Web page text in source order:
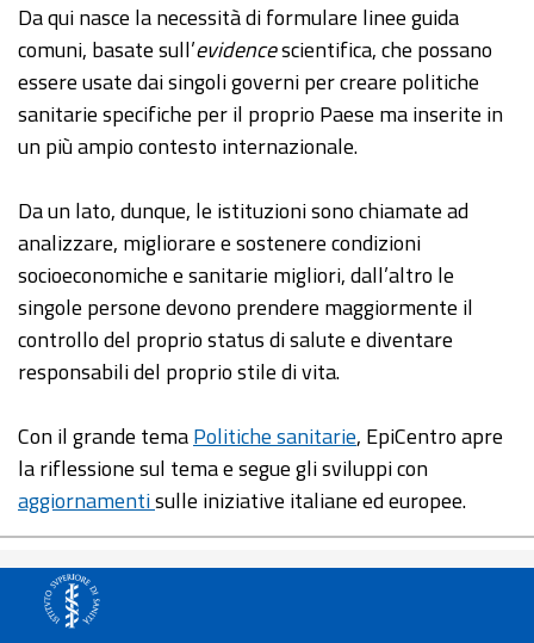
Da qui nasce la necessità di formulare linee guida
comuni, basate sull’evidencescientifica, che possano
essere usate dai singoli governi per creare politiche
sanitarie specifiche per il proprio Paese ma inserite in
un più ampio contesto internazionale.
Da un lato, dunque, le istituzioni sono chiamate ad
analizzare, migliorare e sostenere condizioni
socioeconomiche e sanitarie migliori, dall’altro le
singole persone devono prendere maggiormente il
controllo del proprio status di salute e diventare
responsabili del proprio stile di vita.
Con il grande temaPolitiche sanitarie, EpiCentro apre
la riflessione sul tema e segue gli sviluppi con
aggiornamentisulle iniziative italiane ed europee.